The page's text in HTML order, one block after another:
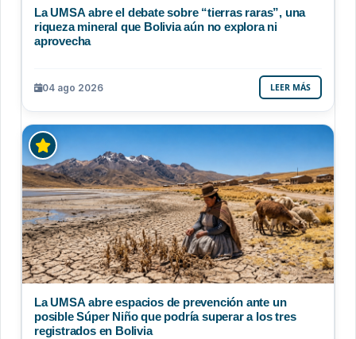
La UMSA abre el debate sobre “tierras raras”, una
riqueza mineral que Bolivia aún no explora ni
aprovecha
04 ago 2026 LEER MÁS
La UMSA abre espacios de prevención ante un
posible Súper Niño que podría superar a los tres
registrados en Bolivia